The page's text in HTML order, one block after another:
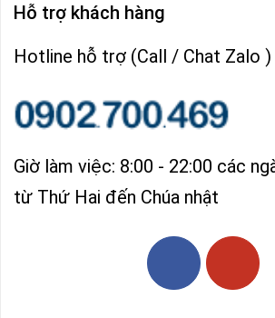
Hỗ trợ khách hàng
Hotline hỗ trợ (Call / Chat Zalo )
Giờ làm việc: 8:00 - 22:00 các
từ Thứ Hai đến Chúa nhật